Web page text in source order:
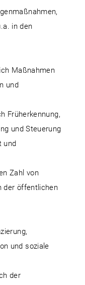
in den
Maßnahmen
und
Früherkennung,
und Steuerung
und
Zahl von
der öffentlichen
und soziale
der